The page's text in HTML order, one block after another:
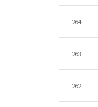
264
263
262